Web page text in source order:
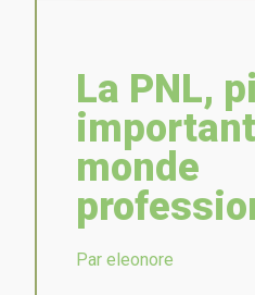
La PNL,
monde
Par eleonore